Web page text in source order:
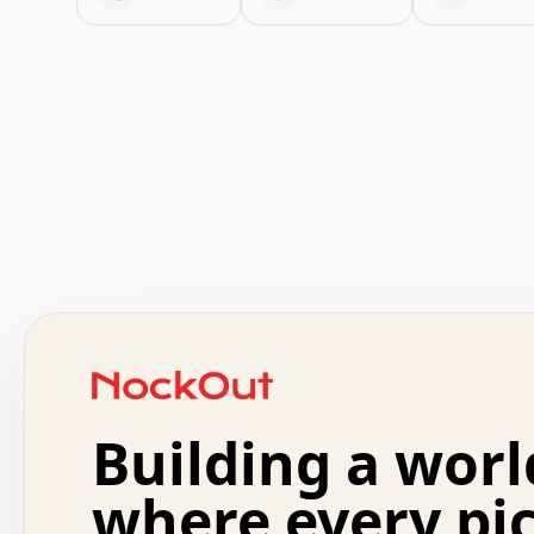
.   +   .   .   o   .   .   .   .   .   .   :   .
.   .   .   o   .   .   .   .   .   .   .   .   x   .
.   .   .   .   +   .   .   .   .   .   .   .   +
.   :   .   .   .   .   .   .   .   .   o   .   .
.   .   .   x   .   .   .   .   .   .   :   .   .   o
Building a